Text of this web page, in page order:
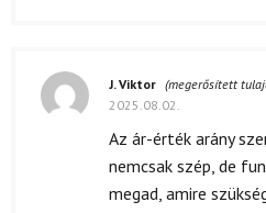
J. Viktor (megerősített
2025.08.02.
Az ár-érték arány
nemcsak szép, de
megad, amire